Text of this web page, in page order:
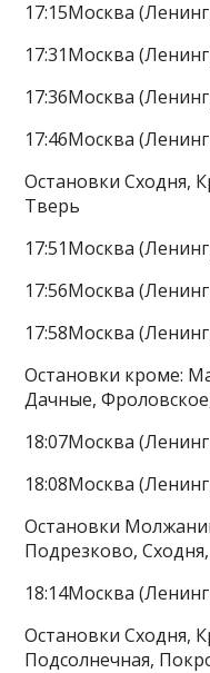
17:15Москва
17:31Москва
17:36Москва
17:46Москва
Остановки Сходня,
Тверь
17:51Москва
17:56Москва
17:58Москва
Остановки кроме:
Дачные,
18:07Москва
18:08Москва
Остановки
Подрезково,
18:14Москва
Остановки Сходня,
Подсолнечная,